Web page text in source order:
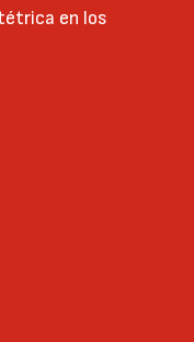
en los